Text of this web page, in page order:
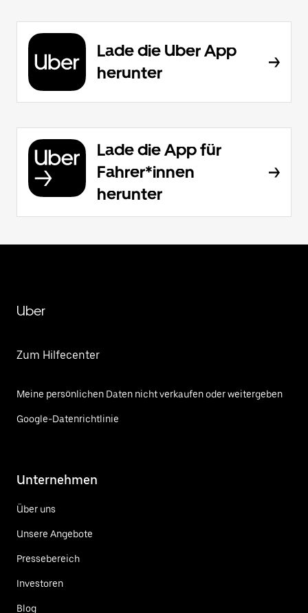
Lade die Uber App
herunter
Lade die App für
Fahrer*innen
herunter
Uber
Zum Hilfecenter
Meine persönlichen Daten nicht verkaufen oder weitergeben
Google-Datenrichtlinie
Unternehmen
Über uns
Unsere Angebote
Pressebereich
Investoren
Blog